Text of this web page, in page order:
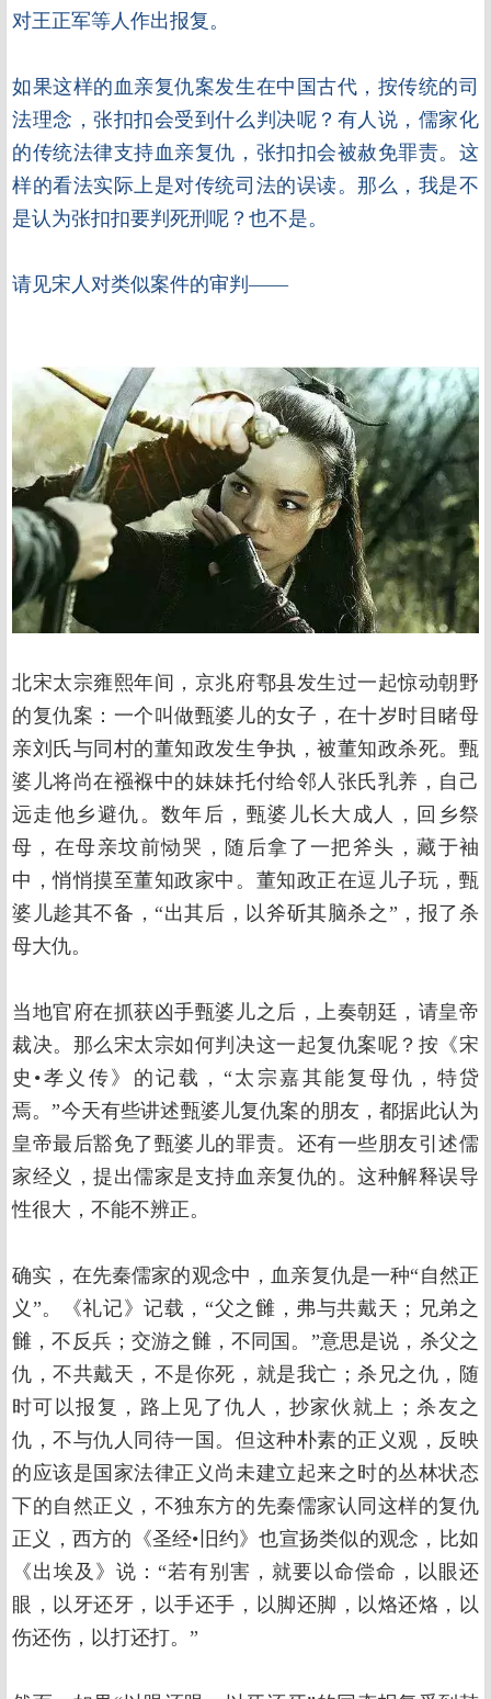
对王正军等人作出报复。
如果这样的血亲复仇案发生在中国古代，按传统的司
法理念，张扣扣会受到什么判决呢？有人说，儒家化
的传统法律支持血亲复仇，张扣扣会被赦免罪责。这
样的看法实际上是对传统司法的误读。那么，我是不
是认为张扣扣要判死刑呢？也不是。
请见宋人对类似案件的审判——
北宋太宗雍熙年间，京兆府鄠县发生过一起惊动朝野
的复仇案：一个叫做甄婆儿的女子，在十岁时目睹母
亲刘氏与同村的董知政发生争执，被董知政杀死。甄
婆儿将尚在襁褓中的妹妹托付给邻人张氏乳养，自己
远走他乡避仇。数年后，甄婆儿长大成人，回乡祭
母，在母亲坟前恸哭，随后拿了一把斧头，藏于袖
中，悄悄摸至董知政家中。董知政正在逗儿子玩，甄
婆儿趁其不备，“出其后，以斧斫其脑杀之”，报了杀
母大仇。
当地官府在抓获凶手甄婆儿之后，上奏朝廷，请皇帝
裁决。那么宋太宗如何判决这一起复仇案呢？按《宋
史•孝义传》的记载，“太宗嘉其能复母仇，特贷
焉。”今天有些讲述甄婆儿复仇案的朋友，都据此认为
皇帝最后豁免了甄婆儿的罪责。还有一些朋友引述儒
家经义，提出儒家是支持血亲复仇的。这种解释误导
性很大，不能不辨正。
确实，在先秦儒家的观念中，血亲复仇是一种“自然正
义”。《礼记》记载，“父之雠，弗与共戴天；兄弟之
雠，不反兵；交游之雠，不同国。”意思是说，杀父之
仇，不共戴天，不是你死，就是我亡；杀兄之仇，随
时可以报复，路上见了仇人，抄家伙就上；杀友之
仇，不与仇人同待一国。但这种朴素的正义观，反映
的应该是国家法律正义尚未建立起来之时的丛林状态
下的自然正义，不独东方的先秦儒家认同这样的复仇
正义，西方的《圣经•旧约》也宣扬类似的观念，比如
《出埃及》说：“若有别害，就要以命偿命，以眼还
眼，以牙还牙，以手还手，以脚还脚，以烙还烙，以
伤还伤，以打还打。”